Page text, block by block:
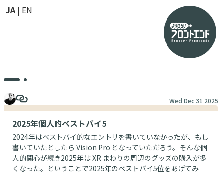
JA EN
Wed Dec 31 2025
2025年個人的ベストバイ5
2024年はベストバイ的なエントリを書いていなかったが、もし
書いていたとしたら Vision Pro となっていただろう。そんな個
人的関心が続き2025年は XR まわりの周辺のグッズの購入が多
くなった。ということで2025年のベストバイ5位をあげてみ